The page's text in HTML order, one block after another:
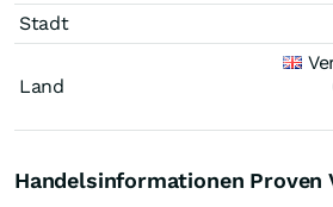
Stadt
Land
Handelsinformationen Proven